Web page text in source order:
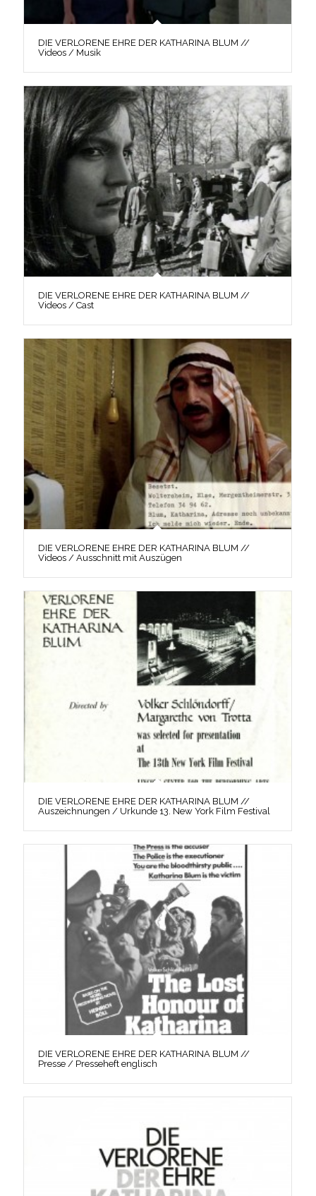
DIE VERLORENE EHRE DER KATHARINA BLUM //
Videos / Musik
DIE VERLORENE EHRE DER KATHARINA BLUM //
Videos / Cast
DIE VERLORENE EHRE DER KATHARINA BLUM //
Videos / Ausschnitt mit Auszügen
DIE VERLORENE EHRE DER KATHARINA BLUM //
Auszeichnungen / Urkunde 13. New York Film Festival
DIE VERLORENE EHRE DER KATHARINA BLUM //
Presse / Presseheft englisch